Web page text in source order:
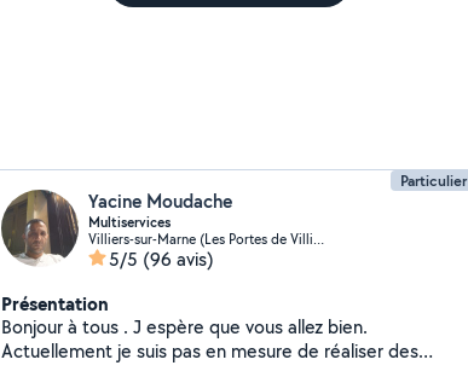
Particulier
Yacine Moudache
Multiservices
Villiers-sur-Marne (Les Portes de Villiers)
5/5 (96 avis)
Présentation
Bonjour à tous . J espère que vous allez bien.
Actuellement je suis pas en mesure de réaliser des